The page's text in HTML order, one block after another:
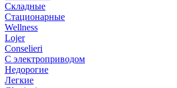
Складные
Стационарные
Wellness
Lojer
Conselieri
С электроприводом
Недорогие
Легкие